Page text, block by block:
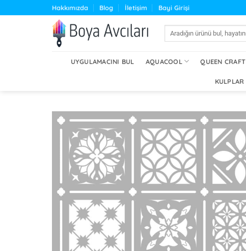
atla
Hakkımızda Blog İletişim Bayi Girişi
UYGULAMACINI BUL AQUACOOL QUEEN CRAFT
KULPLAR